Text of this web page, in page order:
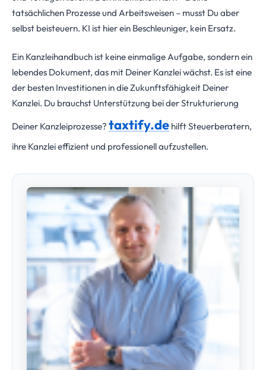
tatsächlichen Prozesse und Arbeitsweisen – musst Du aber
selbst beisteuern. KI ist hier ein Beschleuniger, kein Ersatz.
Ein Kanzleihandbuch ist keine einmalige Aufgabe, sondern ein
lebendes Dokument, das mit Deiner Kanzlei wächst. Es ist eine
der besten Investitionen in die Zukunftsfähigkeit Deiner
Kanzlei. Du brauchst Unterstützung bei der Strukturierung
Deiner Kanzleiprozesse? taxtify.de hilft Steuerberatern,
ihre Kanzlei effizient und professionell aufzustellen.